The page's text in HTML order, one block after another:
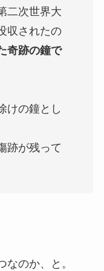
二次世界大
収されたの
奇跡の鐘で
けの鐘とし
跡が残って
のか、と。